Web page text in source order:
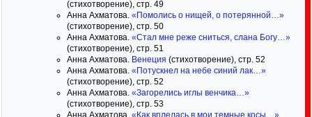
(стихотворение), стр. 49
Анна Ахматова. «Помолись о нищей, о потерянной…»
(стихотворение), стр. 50
Анна Ахматова. «Стал мне реже сниться, слана Богу…»
(стихотворение), стр. 51
Анна Ахматова. Венеция (стихотворение), стр. 52
Анна Ахматова. «Потускнел на небе синий лак…»
(стихотворение), стр. 52
Анна Ахматова. «Загорелись иглы венчика…»
(стихотворение), стр. 53
Анна Ахматова. «Как вплелась в мои темные косы…»